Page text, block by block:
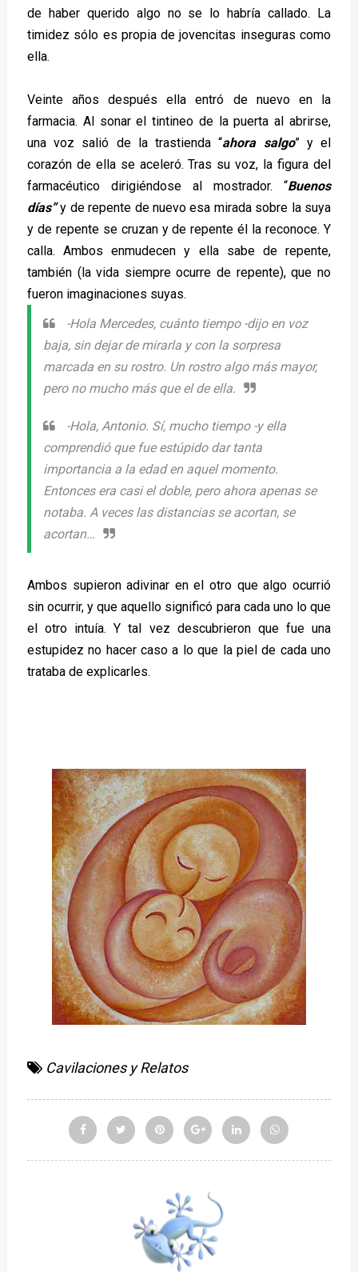
de haber querido algo no se lo habría callado. La
timidez sólo es propia de jovencitas inseguras como
ella.
Veinte años después ella entró de nuevo en la
farmacia. Al sonar el tintineo de la puerta al abrirse,
una voz salió de la trastienda “ahora salgo” y el
corazón de ella se aceleró. Tras su voz, la figura del
farmacéutico dirigiéndose al mostrador. “Buenos
días”y de repente de nuevo esa mirada sobre la suya
y de repente se cruzan y de repente él la reconoce. Y
calla. Ambos enmudecen y ella sabe de repente,
también (la vida siempre ocurre de repente), que no
fueron imaginaciones suyas.
-Hola Mercedes, cuánto tiempo -dijo en voz
baja, sin dejar de mirarla y con la sorpresa
marcada en su rostro. Un rostro algo más mayor,
pero no mucho más que el de ella.
-Hola, Antonio. Sí, mucho tiempo -y ella
comprendió que fue estúpido dar tanta
importancia a la edad en aquel momento.
Entonces era casi el doble, pero ahora apenas se
notaba. A veces las distancias se acortan, se
acortan…
Ambos supieron adivinar en el otro que algo ocurrió
sin ocurrir, y que aquello significó para cada uno lo que
el otro intuía. Y tal vez descubrieron que fue una
estupidez no hacer caso a lo que la piel de cada uno
trataba de explicarles.
Cavilaciones y Relatos